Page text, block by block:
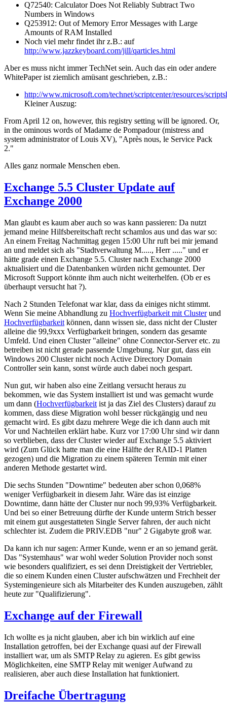
Q72540: Calculator Does Not Reliably Subtract Two
Numbers in Windows
Q253912: Out of Memory Error Messages with Large
Amounts of RAM Installed
Noch viel mehr findet ihr z.B.: auf
http://www.jazzkeyboard.com/jill/qarticles.html
Aber es muss nicht immer TechNet sein. Auch das ein oder andere
WhitePaper ist ziemlich amüsant geschrieben, z.B.:
http://www.microsoft.com/technet/scriptcenter/resources/
Kleiner Auszug:
From April 12 on, however, this registry setting will be ignored. Or,
in the ominous words of Madame de Pompadour (mistress and
system administrator of Louis XV), "Après nous, le Service Pack
2."
Alles ganz normale Menschen eben.
Exchange 5.5 Cluster Update auf
Exchange 2000
Man glaubt es kaum aber auch so was kann passieren: Da nutzt
jemand meine Hilfsbereitschaft recht schamlos aus und das war so:
An einem Freitag Nachmittag gegen 15:00 Uhr ruft bei mir jemand
an und meldet sich als "Stadtverwaltung M....., Herr ....." und er
hätte grade einen Exchange 5.5. Cluster nach Exchange 2000
aktualisiert und die Datenbanken würden nicht gemountet. Der
Microsoft Support könnte ihm auch nicht weiterhelfen. (Ob er es
überhaupt versucht hat ?).
Nach 2 Stunden Telefonat war klar, dass da einiges nicht stimmt.
Wenn Sie meine Abhandlung zu Hochverfügbarkeit mit Clusterund
Hochverfügbarkeit können, dann wissen sie, dass nicht der Cluster
alleine die 99,9xxx Verfügbarkeit bringen, sondern das gesamte
Umfeld. Und einen Cluster "alleine" ohne Connector-Server etc. zu
betreiben ist nicht gerade passende Umgebung. Nur gut, dass ein
Windows 200 Cluster nicht noch Active Directory Domain
Controller sein kann, sonst würde auch dabei noch gespart.
Nun gut, wir haben also eine Zeitlang versucht heraus zu
bekommen, wie das System installiert ist und was gemacht wurde
um dann (Hochverfügbarkeit ist ja das Ziel des Clusters) darauf zu
kommen, dass diese Migration wohl besser rückgängig und neu
gemacht wird. Es gibt dazu mehrere Wege die ich dann auch mit
Vor und Nachteilen erklärt habe. Kurz vor 17:00 Uhr sind wir dann
so verblieben, dass der Cluster wieder auf Exchange 5.5 aktiviert
wird (Zum Glück hatte man die eine Hälfte der RAID-1 Platten
gezogen) und die Migration zu einem späteren Termin mit einer
anderen Methode gestartet wird.
Die sechs Stunden "Downtime" bedeuten aber schon 0,068%
weniger Verfügbarkeit in diesem Jahr. Wäre das ist einzige
Downtime, dann hätte der Cluster nur noch 99,93% Verfügbarkeit.
Und bei so einer Betreuung dürfte der Kunde unterm Strich besser
mit einem gut ausgestatteten Single Server fahren, der auch nicht
schlechter ist. Zudem die PRIV.EDB "nur" 2 Gigabyte groß war.
Da kann ich nur sagen: Armer Kunde, wenn er an so jemand gerät.
Das "Systemhaus" war wohl weder Solution Provider noch sonst
wie besonders qualifiziert, es sei denn Dreistigkeit der Vertriebler,
die so einem Kunden einen Cluster aufschwätzen und Frechheit der
Systemingenieure sich als Mitarbeiter des Kunden auszugeben, zählt
heute zur "Qualifizierung".
Exchange auf der Firewall
Ich wollte es ja nicht glauben, aber ich bin wirklich auf eine
Installation getroffen, bei der Exchange quasi auf der Firewall
installiert war, um als SMTP Relay zu agieren. Es gibt gewiss
Möglichkeiten, eine SMTP Relay mit weniger Aufwand zu
realisieren, aber auch diese Installation hat funktioniert.
Dreifache Übertragung